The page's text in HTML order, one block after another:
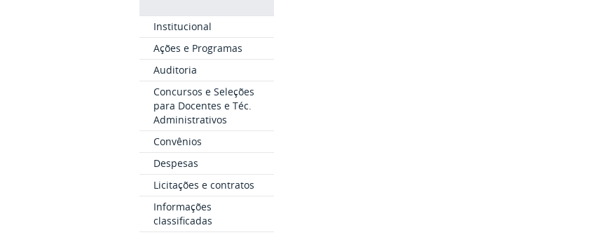
Institucional
Ações e Programas
Auditoria
Concursos e Seleções
para Docentes e Téc.
Administrativos
Convênios
Despesas
Licitações e contratos
Informações
classificadas